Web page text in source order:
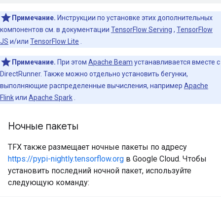
Примечание. Инструкции по установке этих дополнительных
компонентов см. в документации TensorFlow Serving , TensorFlow
JS и/или TensorFlow Lite
Примечание. При этом Apache Beam устанавливается вместе с
DirectRunner. Также можно отдельно установить бегунки,
выполняющие распределенные вычисления, например Apache
Flinkили Apache Spark
Ночные пакеты
TFX также размещает ночные пакеты по адресу
https://pypi-nightly.tensorflow.org в Google Cloud. Чтобы
установить последний ночной пакет, используйте
следующую команду: